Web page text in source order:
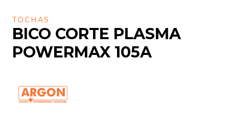
TOCHAS
BICO CORTE PLASMA
POWERMAX 105A